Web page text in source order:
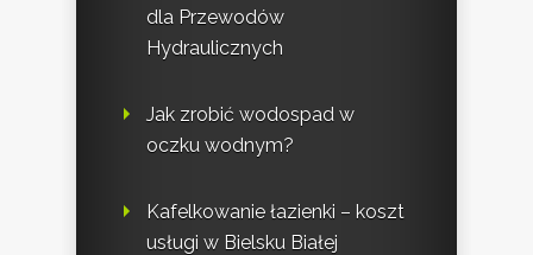
dla Przewodów
Hydraulicznych
Jak zrobić wodospad w
oczku wodnym?
Kafelkowanie łazienki – koszt
usługi w Bielsku Białej